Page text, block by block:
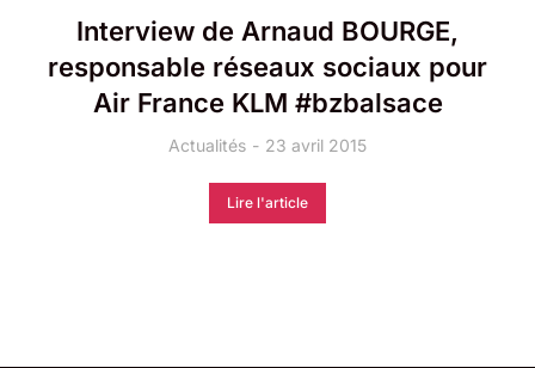
Interview de Arnaud BOURGE,
responsable réseaux sociaux pour
Air France KLM #bzbalsace
Actualités 23 avril 2015
Lire l'article